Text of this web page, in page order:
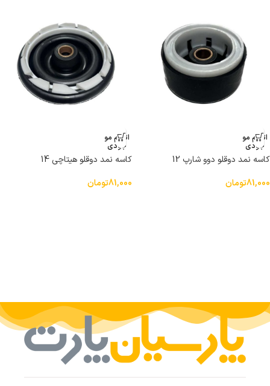
اتمام مو
جودی
کاسه نمد دوقلو دوو شارپ 12
81,000تومان
اتمام مو
جودی
کاسه نمد دوقلو هیتاچی 14
81,000تومان